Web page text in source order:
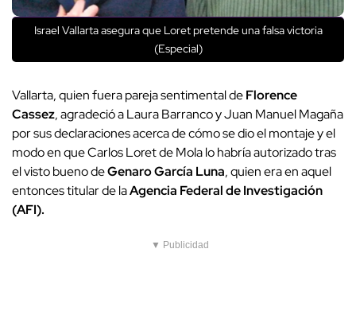
Israel Vallarta asegura que Loret pretende una falsa victoria
(Especial)
Vallarta, quien fuera pareja sentimental deFlorence
Cassez, agradeció a Laura Barranco y Juan Manuel Magaña
por sus declaraciones acerca de cómo se dio el montaje y el
modo en que Carlos Loret de Mola lo habría autorizado tras
el visto bueno deGenaro García Luna, quien era en aquel
entonces titular de laAgencia Federal de Investigación
(AFI).
▼ Publicidad